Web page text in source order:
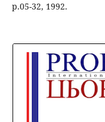
p.05-32, 1992.